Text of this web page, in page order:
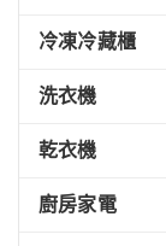
冷凍冷藏櫃
洗衣機
乾衣機
廚房家電